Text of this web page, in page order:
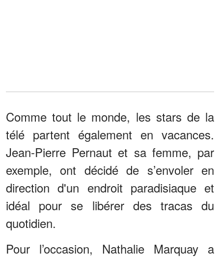
Comme tout le monde, les stars de la
télé partent également en vacances.
Jean-Pierre Pernaut et sa femme, par
exemple, ont décidé de s’envoler en
direction d'un endroit paradisiaque et
idéal pour se libérer des tracas du
quotidien.
Pour l’occasion, Nathalie Marquay a